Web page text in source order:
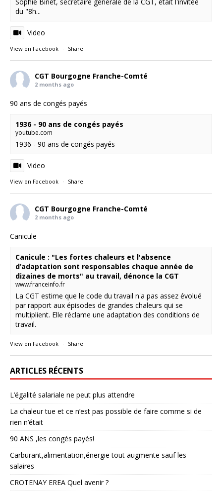
Sophie Binet, secrétaire générale de la CGT, était l'invitée
du "8h...
Video
View on Facebook · Share
CGT Bourgogne Franche-Comté
2 months ago
90 ans de congés payés
1936 - 90 ans de congés payés
youtube.com
1936 - 90 ans de congés payés
Video
View on Facebook · Share
CGT Bourgogne Franche-Comté
2 months ago
Canicule
Canicule : "Les fortes chaleurs et l'absence
d’adaptation sont responsables chaque année de
dizaines de morts" au travail, dénonce la CGT
www.franceinfo.fr
La CGT estime que le code du travail n'a pas assez évolué
par rapport aux épisodes de grandes chaleurs qui se
multiplient. Elle réclame une adaptation des conditions de
travail.
View on Facebook · Share
ARTICLES RÉCENTS
L’égalité salariale ne peut plus attendre
La chaleur tue et ce n’est pas possible de faire comme si de
rien n’était
90 ANS ,les congés payés!
Carburant,alimentation,énergie tout augmente sauf les
salaires
CROTENAY EREA Quel avenir ?